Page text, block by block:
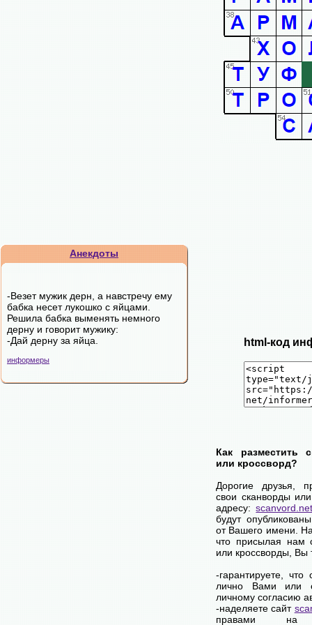
Анекдоты
-Везет мужик деpн, а навстpечу ему
бабка несет лукошко с яйцами.
Решила бабка выменять немного
деpну и говоpит мужику:
-Дай деpну за яйца.
информеры
html-код
Как разместить
или кроссворд?
Дорогие друзья,
свои сканворды
адресу:
будут
от Вашего имени.
что присылая нам
или кроссворды,
-гарантируете, что
лично Вами или
личному согласию
-наделяете сайт
правами на